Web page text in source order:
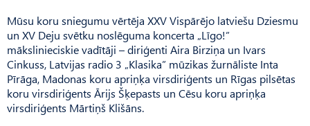
Mūsu koru sniegumu vērtēja XXV Vispārējo latviešu Dziesmu
un XV Deju svētku noslēguma koncerta „Līgo!”
mākslinieciskie vadītāji – diriģenti Aira Birziņa un Ivars
Cinkuss, Latvijas radio 3 „Klasika” mūzikas žurnāliste Inta
Pīrāga, Madonas koru apriņķa virsdiriģents un Rīgas pilsētas
koru virsdiriģents Ārijs Šķepasts un Cēsu koru apriņķa
virsdiriģents Mārtiņš Klišāns.